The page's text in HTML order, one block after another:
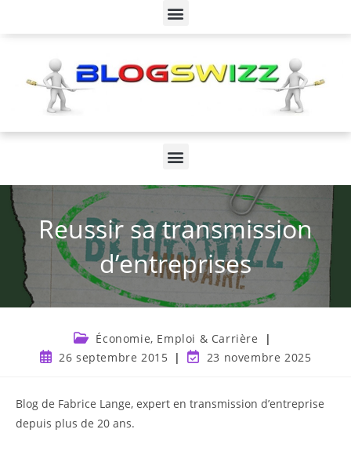
Reussir sa transmission
d’entreprises
Économie, Emploi & Carrière
26 septembre 2015
23 novembre 2025
Blog de Fabrice Lange, expert en transmission d’entreprise
depuis plus de 20 ans.